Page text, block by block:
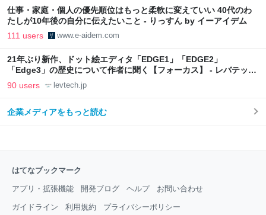
仕事・家庭・個人の優先順位はもっと柔軟に変えていい 40代のわ
たしが10年後の自分に伝えたいこと - りっすん by イーアイデム
111 users www.e-aidem.com
21年ぶり新作、ドット絵エディタ「EDGE1」「EDGE2」
「Edge3」の歴史について作者に聞く【フォーカス】 - レバテック
LAB
90 users levtech.jp
企業メディアをもっと読む
はてなブックマーク
アプリ・拡張機能 開発ブログ ヘルプ お問い合わせ
ガイドライン 利用規約 プライバシーポリシー